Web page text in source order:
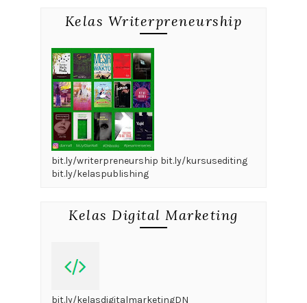
Kelas Writerpreneurship
bit.ly/writerpreneurship bit.ly/kursusediting
bit.ly/kelaspublishing
Kelas Digital Marketing
bit.ly/kelasdigitalmarketingDN